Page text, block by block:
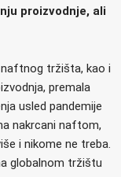
proizvodnje, ali
tržišta, kao i
premala
usled pandemije
nakrcani naftom,
i nikome ne treba.
globalnom tržištu